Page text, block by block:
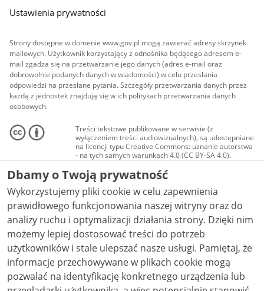
Ustawienia prywatności
Strony dostępne w domenie www.gov.pl mogą zawierać adresy skrzynek
mailowych. Użytkownik korzystający z odnośnika będącego adresem e-
mail zgadza się na przetwarzanie jego danych (adres e-mail oraz
dobrowolnie podanych danych w wiadomości) w celu przesłania
odpowiedzi na przesłane pytania. Szczegóły przetwarzania danych przez
każdą z jednostek znajdują się w ich politykach przetwarzania danych
osobowych.
Treści tekstowe publikowane w serwisie (z
wyłączeniem treści audiowizualnych), są udostępniane
na licencji typu Creative Commons: uznanie autorstwa
- na tych samych warunkach 4.0 (CC BY-SA 4.0).
Materiały audiowizualne, w tym zdjęcia, materiały
audio i wideo, są udostępniane na licencji typu
Creative Commons: uznanie autorstwa użycie
niekomercyjne - bez utworów zależnych 4.0 (CC BY-
NC-ND 4.0), o ile nie jest to stwierdzone inaczej.
Dbamy o Twoją prywatność
Wykorzystujemy pliki cookie w celu zapewnienia
prawidłowego funkcjonowania naszej witryny oraz do
analizy ruchu i optymalizacji działania strony. Dzięki nim
możemy lepiej dostosować treści do potrzeb
użytkowników i stale ulepszać nasze usługi. Pamiętaj, że
informacje przechowywane w plikach cookie mogą
pozwalać na identyfikację konkretnego urządzenia lub